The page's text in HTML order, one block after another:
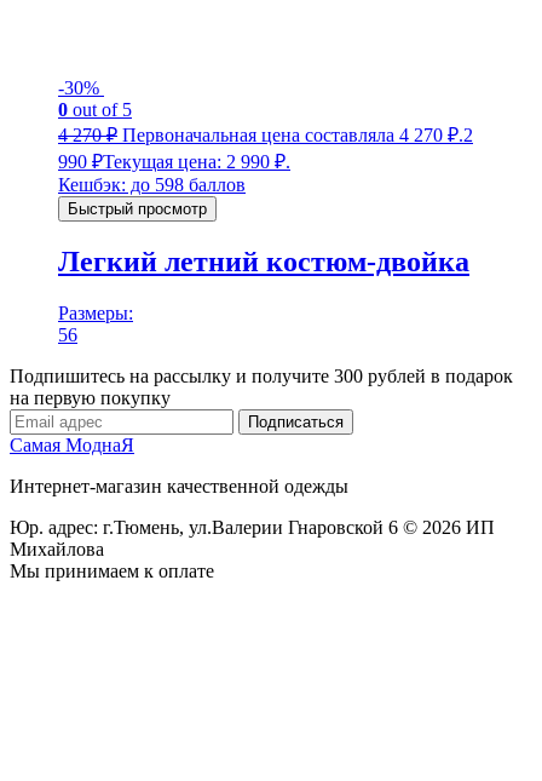
-30%
0 out of 5
4 270₽ Первоначальная цена составляла 4 270 ₽.2
990 ₽Текущая цена: 2 990 ₽.
Кешбэк: до 598 баллов
Быстрый просмотр
Легкий летний костюм-двойка
Размеры:
56
Подпишитесь на рассылку и получите 300 рублей в подарок
на первую покупку
Подписаться
Самая МоднаЯ
Интернет-магазин качественной одежды
Юр. адрес: г.Тюмень, ул.Валерии Гнаровской 6 © 2026 ИП
Михайлова
Мы принимаем к оплате